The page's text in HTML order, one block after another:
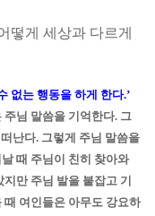
떻게 세상과 다르게
없는 행동을 하게 한다.’
주님 말씀을 기억한다. 그
난다. 그렇게 주님 말씀을
때 주님이 친히 찾아와
만 주님 발을 붙잡고 기
여인들은 아무도 강요하